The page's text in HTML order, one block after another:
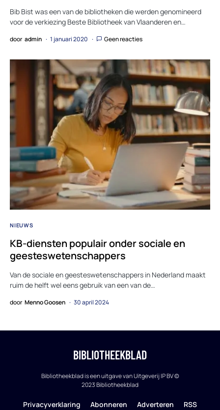
Bib Bist was een van de bibliotheken die werden genomineerd
voor de verkiezing Beste Bibliotheek van Vlaanderen en…
door admin 1 januari 2020 Geen reacties
NIEUWS
KB-diensten populair onder sociale en
geesteswetenschappers
Van de sociale en geesteswetenschappers in Nederland maakt
ruim de helft wel eens gebruik van een van de…
door Menno Goosen 30 april 2024
BIBLIOTHEEKBLAD
Bibliotheekblad is een uitgave van Uitgeverij IP BV ©
2023 Bibliotheekblad
Privacyverklaring Abonneren Adverteren RSS